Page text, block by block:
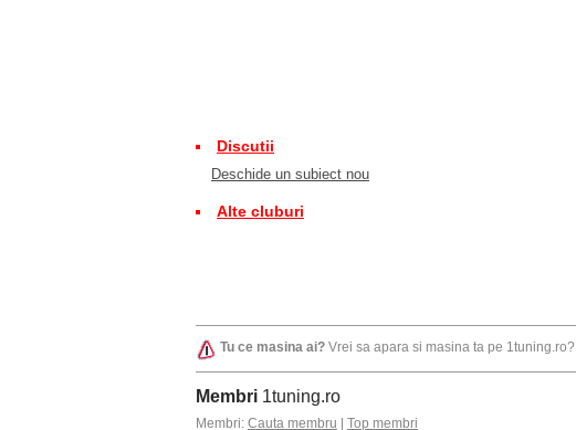
Discutii
Deschide un subiect nou
Alte cluburi
Tu ce masina ai? Vrei sa apara si masina ta pe 1tuning.ro?
Membri 1tuning.ro
Membri: Cauta membru Top membri